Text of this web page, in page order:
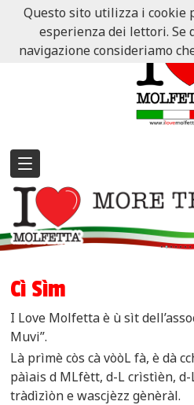
Cì Sìm
I Love Molfetta è ù sìt
Muvi”.
Là prìmè còs cà vòòL fà, è dà
pàìais d MLfètt, d-L crìstìèn,
tràdìzìòn e wascjèzz gènèràl.
Questo sito utilizza i cookie
esperienza dei lettori. Se
navigazione consideriamo